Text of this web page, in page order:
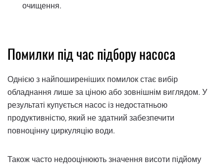
очищення.
Помилки під час підбору насоса
Однією з найпоширеніших помилок стає вибір
обладнання лише за ціною або зовнішнім виглядом. У
результаті купується насос із недостатньою
продуктивністю, який не здатний забезпечити
повноцінну циркуляцію води.
Також часто недооцінюють значення висоти підйому